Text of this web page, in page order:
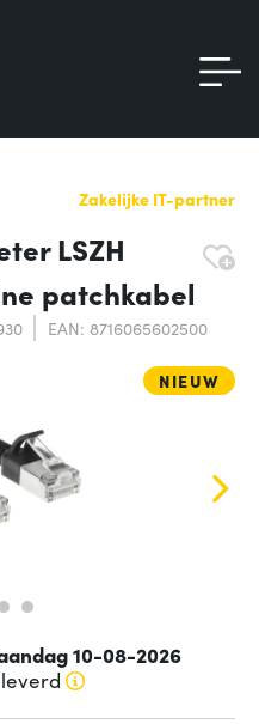
Zakelijke IT-partner
LSZH
patchkabel
EAN: 8716065602500
NIEUW
10-08-2026